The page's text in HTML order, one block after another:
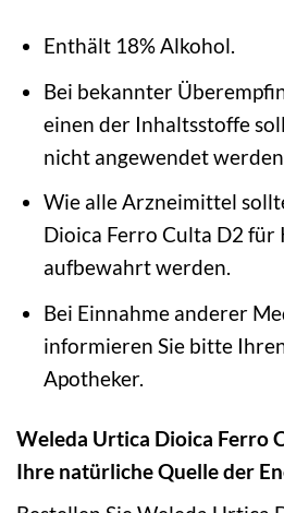
Enthält 18% Alkohol.
Bei bekannter
einen der Inhaltsstoffe
nicht angewendet werden.
Wie alle Arzneimittel
Dioica Ferro Culta D2 für
aufbewahrt werden.
Bei Einnahme anderer
informieren Sie bitte
Apotheker.
Weleda Urtica Dioica Ferro
Ihre natürliche Quelle der